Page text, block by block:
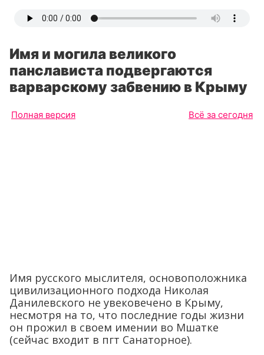
Имя и могила великого
панслависта подвергаются
варварскому забвению в Крыму
Полная версия Всё за сегодня
Имя русского мыслителя, основоположника
цивилизационного подхода Николая
Данилевского не увековечено в Крыму,
несмотря на то, что последние годы жизни
он прожил в своем имении во Мшатке
(сейчас входит в пгт Санаторное).